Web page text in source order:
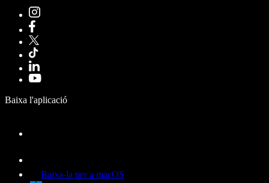
Baixa l'aplicació
Baixa-la per a macOS